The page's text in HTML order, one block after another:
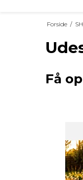
Forside /
Få